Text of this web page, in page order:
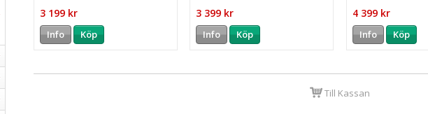
3 199 kr
Info Köp
3 399 kr
Info Köp
4 399 kr
Info Köp
Till Kassan